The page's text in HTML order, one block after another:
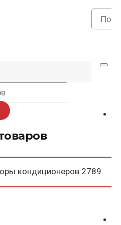
кондиционеров 2789